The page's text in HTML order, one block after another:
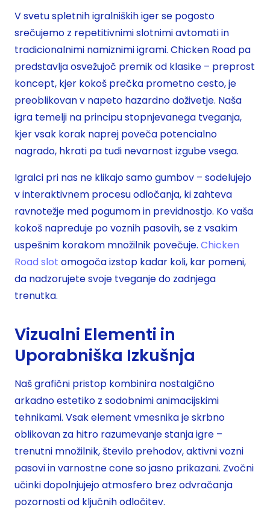
V svetu spletnih igralniških iger se pogosto
srečujemo z repetitivnimi slotnimi avtomati in
tradicionalnimi namiznimi igrami. Chicken Road pa
predstavlja osvežujoč premik od klasike – preprost
koncept, kjer kokoš prečka prometno cesto, je
preoblikovan v napeto hazardno doživetje. Naša
igra temelji na principu stopnjevanega tveganja,
kjer vsak korak naprej poveča potencialno
nagrado, hkrati pa tudi nevarnost izgube vsega.
Igralci pri nas ne klikajo samo gumbov – sodelujejo
v interaktivnem procesu odločanja, ki zahteva
ravnotežje med pogumom in previdnostjo. Ko vaša
kokoš napreduje po voznih pasovih, se z vsakim
uspešnim korakom množilnik povečuje. Chicken
Road slot omogoča izstop kadar koli, kar pomeni,
da nadzorujete svoje tveganje do zadnjega
trenutka.
Vizualni Elementi in
Uporabniška Izkušnja
Naš grafični pristop kombinira nostalgično
arkadno estetiko z sodobnimi animacijskimi
tehnikami. Vsak element vmesnika je skrbno
oblikovan za hitro razumevanje stanja igre –
trenutni množilnik, število prehodov, aktivni vozni
pasovi in varnostne cone so jasno prikazani. Zvočni
učinki dopolnjujejo atmosfero brez odvračanja
pozornosti od ključnih odločitev.